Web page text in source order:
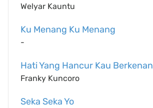
Welyar Kauntu
Ku Menang Ku Menang
-
Hati Yang Hancur Kau Berkenan
Franky Kuncoro
Seka Seka Yo